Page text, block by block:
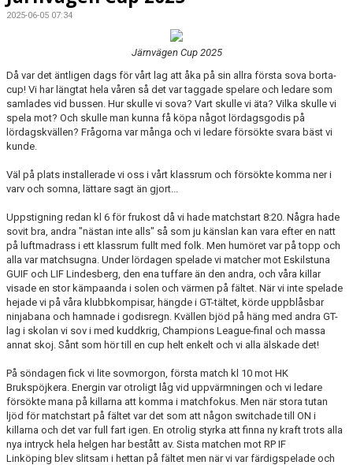
2025-06-05 07:34
Järnvägen Cup 2025
Då var det äntligen dags för vårt lag att åka på sin allra första sova borta-
cup! Vi har längtat hela våren så det var taggade spelare och ledare som
samlades vid bussen. Hur skulle vi sova? Vart skulle vi äta? Vilka skulle vi
spela mot? Och skulle man kunna få köpa något lördagsgodis på
lördagskvällen? Frågorna var många och vi ledare försökte svara bäst vi
kunde.
Väl på plats installerade vi oss i vårt klassrum och försökte komma ner i
varv och somna, lättare sagt än gjort...
Uppstigning redan kl 6 för frukost då vi hade matchstart 8:20. Några hade
sovit bra, andra "nästan inte alls" så som ju känslan kan vara efter en natt
på luftmadrass i ett klassrum fullt med folk. Men humöret var på topp och
alla var matchsugna. Under lördagen spelade vi matcher mot Eskilstuna
GUIF och LIF Lindesberg, den ena tuffare än den andra, och våra killar
visade en stor kämpaanda i solen och värmen på fältet. När vi inte spelade
hejade vi på våra klubbkompisar, hängde i GT-tältet, körde uppblåsbar
ninjabana och hamnade i godisregn. Kvällen bjöd på häng med andra GT-
lag i skolan vi sov i med kuddkrig, Champions League-final och massa
annat skoj. Sånt som hör till en cup helt enkelt och vi alla älskade det!
På söndagen fick vi lite sovmorgon, första match kl 10 mot HK
Brukspöjkera. Energin var otroligt låg vid uppvärmningen och vi ledare
försökte mana på killarna att komma i matchfokus. Men när stora tutan
ljöd för matchstart på fältet var det som att någon switchade till ON i
killarna och det var full fart igen. En otrolig styrka att finna ny kraft trots alla
nya intryck hela helgen har bestått av. Sista matchen mot RP IF
Linköping blev slitsam i hettan på fältet men när vi var färdigspelade och